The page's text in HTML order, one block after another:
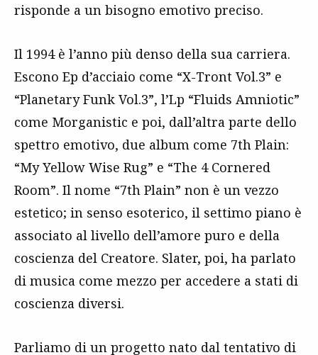
risponde a un bisogno emotivo preciso.
Il 1994 è l’anno più denso della sua carriera.
Escono Ep d’acciaio come “X-Tront Vol.3” e
“Planetary Funk Vol.3”, l’Lp “Fluids Amniotic”
come Morganistic e poi, dall’altra parte dello
spettro emotivo, due album come 7th Plain:
“My Yellow Wise Rug” e “The 4 Cornered
Room”. Il nome “7th Plain” non è un vezzo
estetico; in senso esoterico, il settimo piano è
associato al livello dell’amore puro e della
coscienza del Creatore. Slater, poi, ha parlato
di musica come mezzo per accedere a stati di
coscienza diversi.
Parliamo di un progetto nato dal tentativo di